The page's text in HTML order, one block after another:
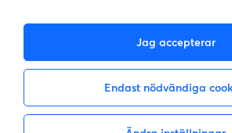
Jag accepterar
Endast nödvändiga
08-22 00 90
E-post: